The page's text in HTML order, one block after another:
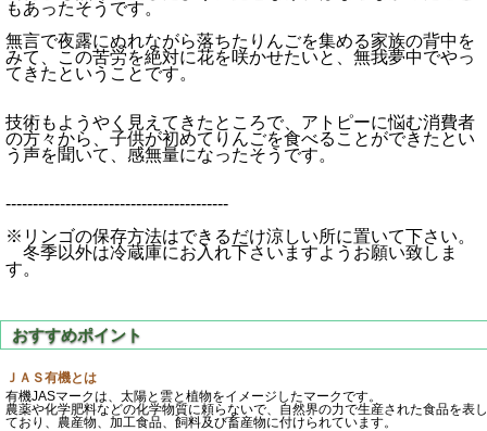
もあったそうです。
無言で夜露にぬれながら落ちたりんごを集める家族の背中を
みて、この苦労を絶対に花を咲かせたいと、無我夢中でやっ
てきたということです。
技術もようやく見えてきたところで、アトピーに悩む消費者
の方々から、子供が初めてりんごを食べることができたとい
う声を聞いて、感無量になったそうです。
-----------------------------------------
※リンゴの保存方法はできるだけ涼しい所に置いて下さい。
冬季以外は冷蔵庫にお入れ下さいますようお願い致しま
す。
ＪＡＳ有機とは
有機JASマークは、太陽と雲と植物をイメージしたマークです。
農薬や化学肥料などの化学物質に頼らないで、自然界の力で生産された食品を表し
ており、農産物、加工食品、飼料及び畜産物に付けられています。